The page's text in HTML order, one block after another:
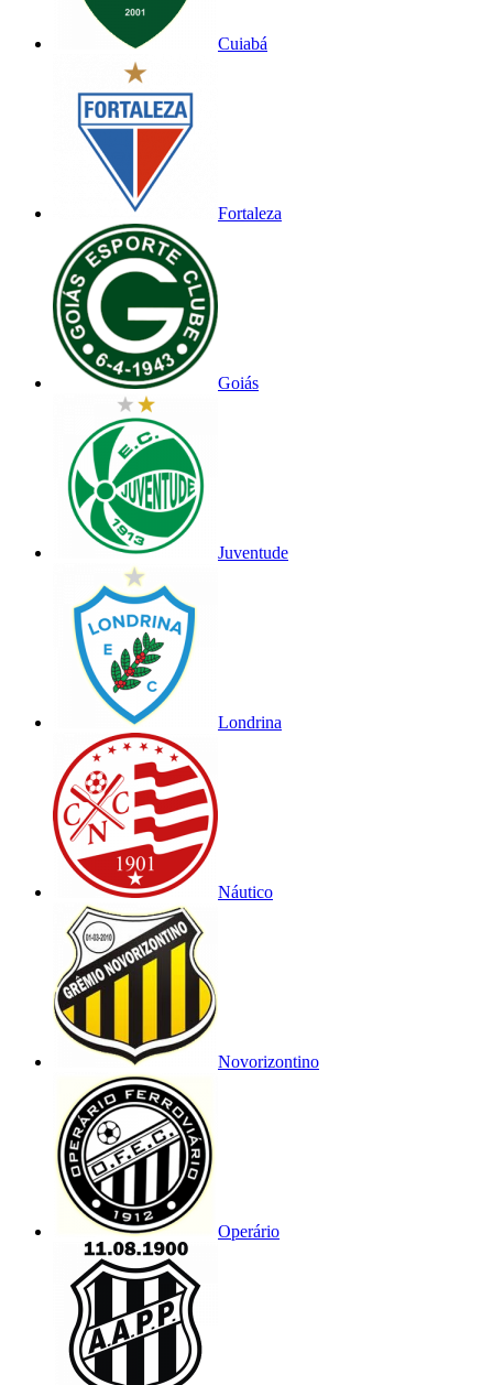
Cuiabá
Fortaleza
Goiás
Juventude
Londrina
Náutico
Novorizontino
Operário